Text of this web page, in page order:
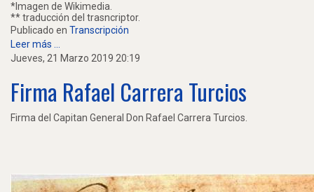
*Imagen de Wikimedia.
** traducción del trasncriptor.
Publicado en Transcripción
Leer más ...
Jueves, 21 Marzo 2019 20:19
Firma Rafael Carrera Turcios
Firma del Capitan General Don Rafael Carrera Turcios.